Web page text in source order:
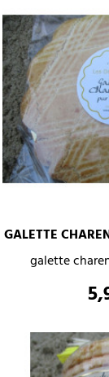
GALETTE
galette
–